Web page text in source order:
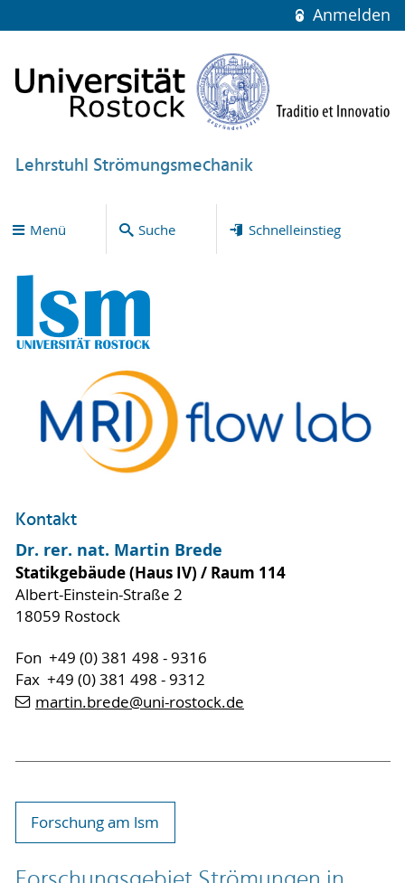
Anmelden
Lehrstuhl Strömungsmechanik
Menü Suche Schnelleinstieg
Kontakt
Dr. rer. nat. Martin Brede
Statikgebäude (Haus IV) / Raum 114
Albert-Einstein-Straße 2
18059 Rostock
Fon +49 (0) 381 498 - 9316
Fax +49 (0) 381 498 - 9312
martin.brede@uni-rostock.de
Forschung am lsm